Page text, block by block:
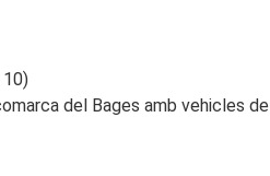
del Bages amb vehicles